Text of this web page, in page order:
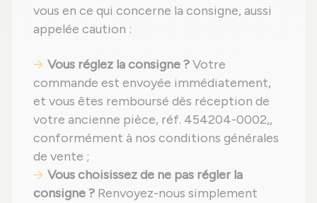
vous en ce qui concerne la consigne, aussi
appelée caution :
Vous réglez la consigne ?Votre
commande est envoyée immédiatement,
et vous êtes remboursé dès réception de
votre ancienne pièce, réf. 454204-0002,,
conformément à nos conditions générales
de vente ;
Vous choisissez de ne pas régler la
consigne ? Renvoyez-nous simplement